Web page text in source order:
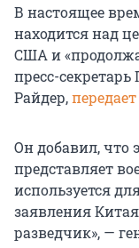
В настоящее
находится над
США и
пресс-
Райдер,передает
Он добавил, что
представляет
используется
заявления
разведчик», —